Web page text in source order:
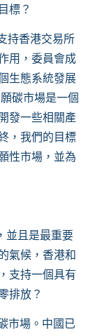
標？
持香港交易所
用，委員會成
生態系統發展
碳市場是一個
發一些相關產
，我們的目標
性市場，並為
並且是最重要
氣候，香港和
支持一個具有
排放？
市場。中國已